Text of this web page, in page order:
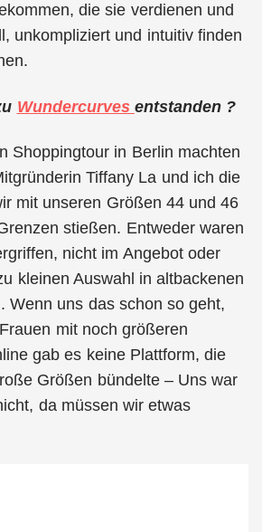
die sie verdienen und
unkompliziert und intuitiv finden
Wundercurves entstanden ?
Shoppingtour in Berlin machten
Tiffany La und ich die
mit unseren Größen 44 und 46
stießen. Entweder waren
nicht im Angebot oder
kleinen Auswahl in altbackenen
Wenn uns das schon so geht,
mit noch größeren
gab es keine Plattform, die
Größen bündelte – Uns war
da müssen wir etwas